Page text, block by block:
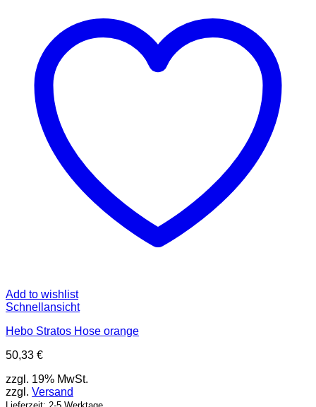
Optionen
können
Produktseite
gewählt
werden
Add to wishlist
Schnellansicht
Hebo Stratos Hose orange
50,33 €
zzgl. 19% MwSt.
zzgl. Versand